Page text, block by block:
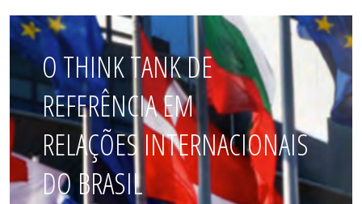
O THINK TANK DE
REFERÊNCIA EM
RELAÇÕES INTERNACIONAIS
DO BRASIL